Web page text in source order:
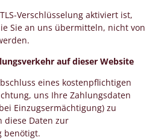
Verschlüsselung aktiviert ist,
Sie an uns übermitteln, nicht von
auf dieser Website
eines kostenpflichtigen
uns Ihre Zahlungsdaten
Einzugsermächtigung) zu
diese Daten zur
benötigt.